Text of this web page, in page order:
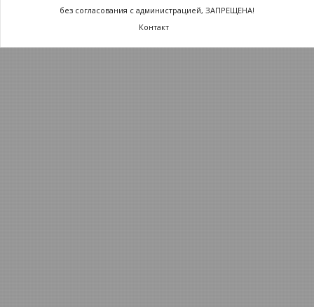
без согласования с администрацией, ЗАПРЕЩЕНА!
Контакт